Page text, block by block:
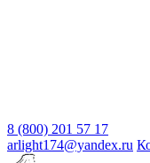
8 (800) 201 57 17
arlight174@yandex.ru